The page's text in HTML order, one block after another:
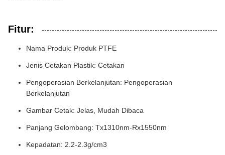
Fitur:
Nama Produk: Produk PTFE
Jenis Cetakan Plastik: Cetakan
Pengoperasian Berkelanjutan: Pengoperasian
Berkelanjutan
Gambar Cetak: Jelas, Mudah Dibaca
Panjang Gelombang: Tx1310nm-Rx1550nm
Kepadatan: 2.2-2.3g/cm3